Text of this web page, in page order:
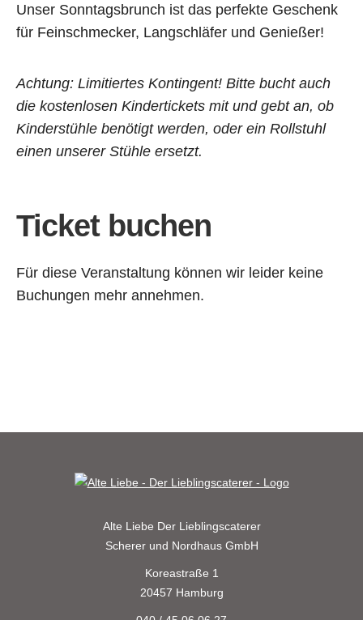
Unser Sonntagsbrunch ist das perfekte Geschenk
für Feinschmecker, Langschläfer und Genießer!
Achtung: Limitiertes Kontingent! Bitte bucht auch
die kostenlosen Kindertickets mit und gebt an, ob
Kinderstühle benötigt werden, oder ein Rollstuhl
einen unserer Stühle ersetzt.
Ticket buchen
Für diese Veranstaltung können wir leider keine
Buchungen mehr annehmen.
Alte Liebe Der Lieblingscaterer
Scherer und Nordhaus GmbH
Koreastraße 1
20457 Hamburg